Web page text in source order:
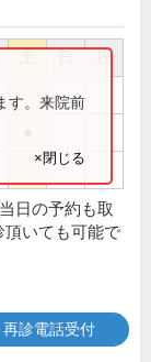
祝
す。来院前
×閉じる
日の予約も取
頂いても可能で
診電話受付